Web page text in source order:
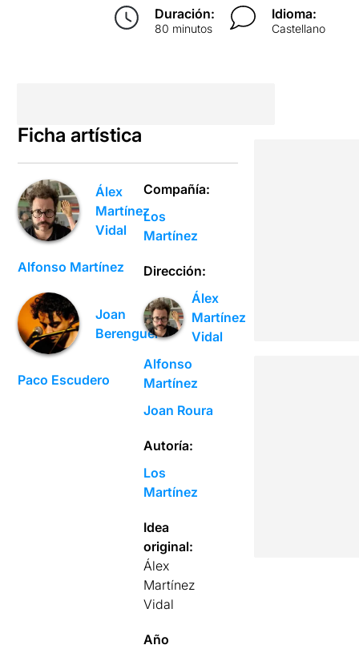
Duración:
80 minutos
Idioma:
Castellano
Ficha artística
Álex
Martínez
Vidal
Alfonso Martínez
Joan
Berenguer
Paco Escudero
Compañía:
Los
Martínez
Dirección:
Álex
Martínez
Vidal
Alfonso
Martínez
Joan Roura
Autoría:
Los
Martínez
Idea
original:
Álex
Martínez
Vidal
Año